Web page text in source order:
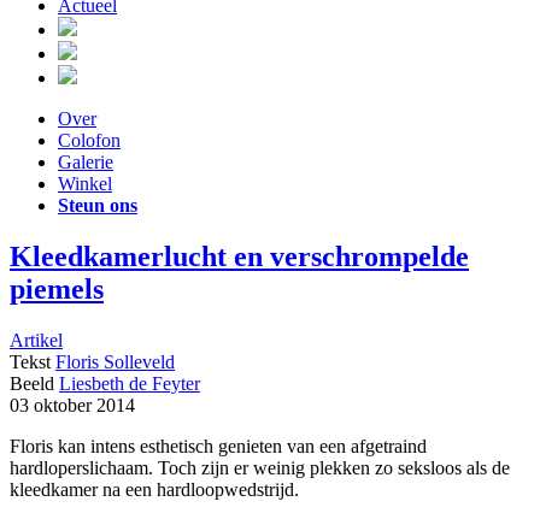
Actueel
Over
Colofon
Galerie
Winkel
Steun ons
Kleedkamerlucht en verschrompelde
piemels
Artikel
Tekst Floris Solleveld
Beeld Liesbeth de Feyter
03 oktober 2014
Floris kan intens esthetisch genieten van een afgetraind
hardloperslichaam. Toch zijn er weinig plekken zo seksloos als de
kleedkamer na een hardloopwedstrijd.